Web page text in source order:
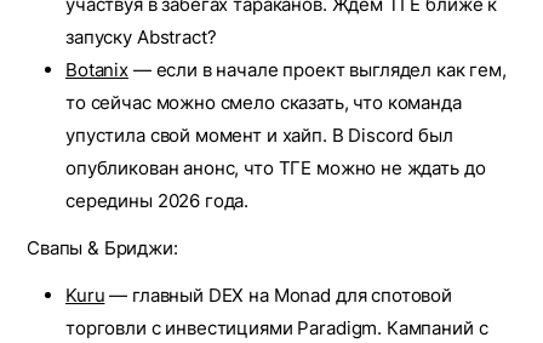
запуску Abstract?
Botanix— если в начале проект выглядел как гем,
то сейчас можно смело сказать, что команда
упустила свой момент и хайп. В Discord был
опубликован анонс, что ТГЕ можно не ждать до
середины 2026 года.
Свапы & Бриджи:
Kuru — главный DEX на Monad для спотовой
торговли с инвестициями Paradigm. Кампаний с